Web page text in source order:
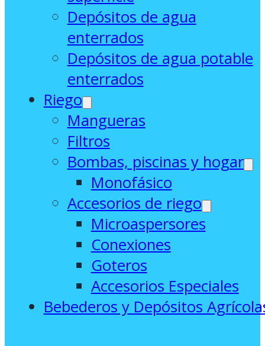
Depósitos de agua
enterrados
Depósitos de agua potable
enterrados
Riego
Mangueras
Filtros
Bombas, piscinas y hogar
Monofásico
Accesorios de riego
Microaspersores
Conexiones
Goteros
Accesorios Especiales
Bebederos y Depósitos